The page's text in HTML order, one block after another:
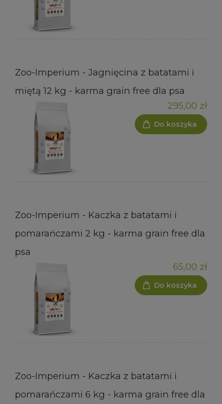
Zoo-Imperium - Jagnięcina z batatami i
miętą 12 kg - karma grain free dla psa
295,00 zł
Do koszyka
Zoo-Imperium - Kaczka z batatami i
pomarańczami 2 kg - karma grain free dla
psa
65,00 zł
Do koszyka
Zoo-Imperium - Kaczka z batatami i
pomarańczami 6 kg - karma grain free dla